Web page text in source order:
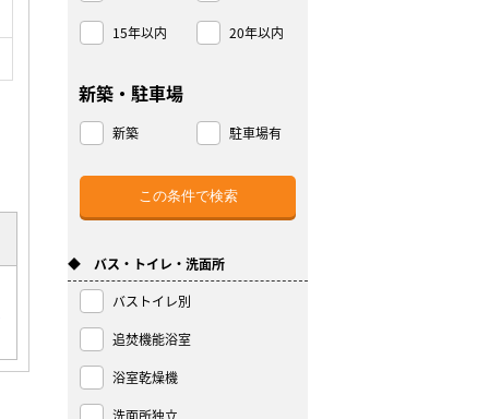
15年以内 20年以内
新築・駐車場
新築 駐車場有
◆ バス・トイレ・洗面所
バストイレ別
追焚機能浴室
浴室乾燥機
洗面所独立